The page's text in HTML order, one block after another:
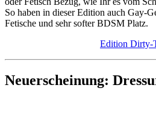
So haben in dieser Edition auch Gay-
Fetische und sehr softer BDSM Platz.
Edition Dirty-
Neuerscheinung: